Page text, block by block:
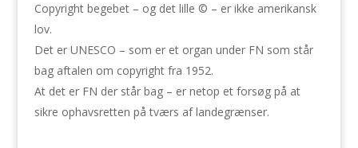
Copyright begebet – og det lille © – er ikke amerikansk
lov.
Det er UNESCO – som er et organ under FN som står
bag aftalen om copyright fra 1952.
At det er FN der står bag – er netop et forsøg på at
sikre ophavsretten på tværs af landegrænser.